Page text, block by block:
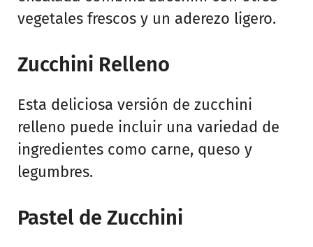
vegetales frescos y un aderezo ligero.
Zucchini Relleno
Esta deliciosa versión de zucchini
relleno puede incluir una variedad de
ingredientes como carne, queso y
legumbres.
Pastel de Zucchini